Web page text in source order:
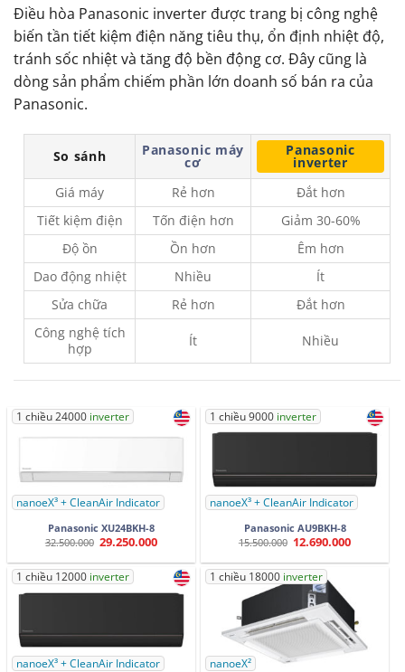
Điều hòa Panasonic inverter được trang bị công nghệ
biến tần tiết kiệm điện năng tiêu thụ, ổn định nhiệt độ,
tránh sốc nhiệt và tăng độ bền động cơ. Đây cũng là
dòng sản phẩm chiếm phần lớn doanh số bán ra của
Panasonic.
So sánh Panasonic máy
cơ
Panasonic
inverter
Giá máy
Rẻ hơn
Đắt hơn
Tiết kiệm điện
Tốn điện hơn
Giảm 30-60%
Độ ồn
Ồn hơn
Êm hơn
Dao động nhiệt
Nhiều
Ít
Sửa chữa
Rẻ hơn
Đắt hơn
Công nghệ tích
hợp
Ít Nhiều
1 chiều 24000 inverter
nanoeX³ + CleanAir Indicator
Panasonic XU24BKH-8
32.500.000 Giá
là:
32.500.000.
29.250.000
tại
29.250.000.
1 chiều 9000 inverter
nanoeX³ + CleanAir Indicator
Panasonic AU9BKH-8
15.500.000 Giá
là:
15.500.000.
12.690.000
tại
1 chiều 12000 inverter
nanoeX³ + CleanAir Indicator
1 chiều 18000 inverter
nanoeX²